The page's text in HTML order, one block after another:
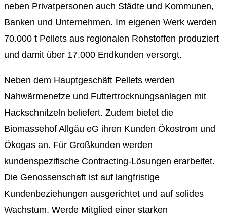
neben Privatpersonen auch Städte und Kommunen,
Banken und Unternehmen. Im eigenen Werk werden
70.000 t Pellets aus regionalen Rohstoffen produziert
und damit über 17.000 Endkunden versorgt.
Neben dem Hauptgeschäft Pellets werden
Nahwärmenetze und Futtertrocknungsanlagen mit
Hackschnitzeln beliefert. Zudem bietet die
Biomassehof Allgäu eG ihren Kunden Ökostrom und
Ökogas an. Für Großkunden werden
kundenspezifische Contracting-Lösungen erarbeitet.
Die Genossenschaft ist auf langfristige
Kundenbeziehungen ausgerichtet und auf solides
Wachstum. Werde Mitglied einer starken